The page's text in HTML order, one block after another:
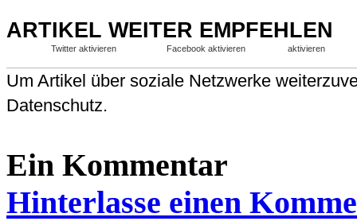
ARTIKEL WEITER EMPFEHLEN
Twitter aktivieren Facebook aktivieren aktivieren
Um Artikel über soziale Netzwerke
Datenschutz.
Ein Kommentar
Hinterlasse einen